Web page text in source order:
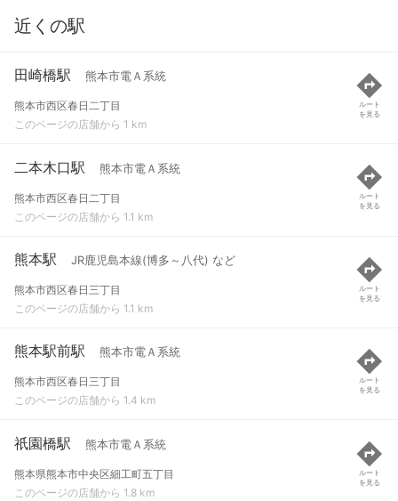
近くの駅
田崎橋駅 熊本市電Ａ系統
熊本市西区春日二丁目
このページの店舗から 1 km
ルート
を見る
二本木口駅 熊本市電Ａ系統
熊本市西区春日二丁目
このページの店舗から 1.1 km
ルート
を見る
熊本駅 JR鹿児島本線(博多～八代) など
熊本市西区春日三丁目
このページの店舗から 1.1 km
ルート
を見る
熊本駅前駅 熊本市電Ａ系統
熊本市西区春日三丁目
このページの店舗から 1.4 km
ルート
を見る
祇園橋駅 熊本市電Ａ系統
熊本県熊本市中央区細工町五丁目
このページの店舗から 1.8 km
ルート
を見る